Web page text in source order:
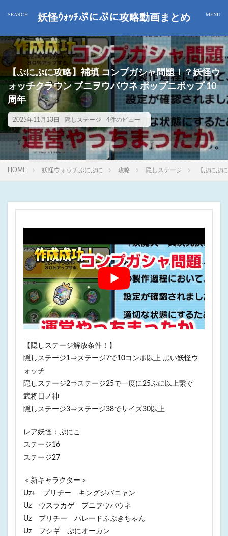
妖怪ｳｫｯﾁぷにぷに攻略動画まとめ
【ぷにぷに攻略】補填 コンプガシャ問題！？妖怪ウ
ォッチクラウン プニヲウバウネ ポップニポップ 10
周年
2025年11月13日 隠しステージ 4件のビュー
HOME 妖怪ウォッチぷにぷに 攻略 隠しステージ 【ぷにぷ
【隠しステージ解放条件！】
隠しステージ1⇒ステージ7で10コンボ以上 黒い妖怪ウ
ォッチ
隠しステージ2⇒ステージ25で一度に25ぷに以上繋ぐ
武将日ノ神
隠しステージ3⇒ステージ38でサイズ30以上
レア妖怪：ぷにこ
ステージ16
ステージ27
＜新キャラクター＞
Uz+ プリチー キングジバニャン
Uz ウスラカゲ プニヲウバウネ
Uz プリチー パレードふぶきちゃん
Uz フシギ ぷにオーカン